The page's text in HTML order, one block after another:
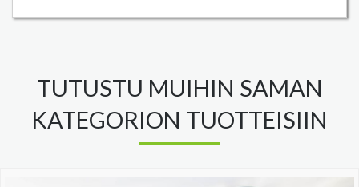
TUTUSTU MUIHIN SAMAN
KATEGORION TUOTTEISIIN